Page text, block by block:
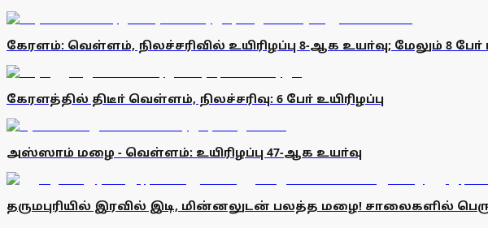
கேரளம்: வெள்ளம், நிலச்சரிவில் உயிரிழப்பு 8-ஆக உயா்வு; மேலும் 8
கேரளத்தில் திடீா் வெள்ளம், நிலச்சரிவு: 6 போ் உயிரிழப்பு
அஸ்ஸாம் மழை - வெள்ளம்: உயிரிழப்பு 47-ஆக உயா்வு
தருமபுரியில் இரவில் இடி, மின்னலுடன் பலத்த மழை! சாலைகளில்